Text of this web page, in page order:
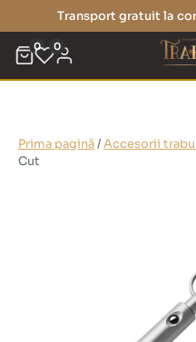
Transport gratuit la
0 0
Prima pagină/Accesorii
Cut